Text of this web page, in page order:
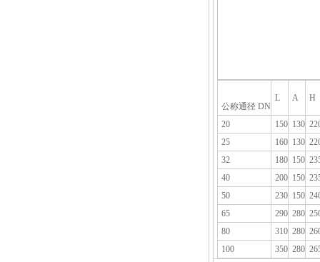
公称通径 DN
L A H
20 150 130
25
160 130
32
180 150
40
200 150
50
230 150
65
290 280
80
310 280
100
350 280